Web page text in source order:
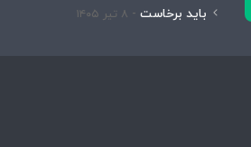
باید برخاست ۸ تیر ۱۴۰۵